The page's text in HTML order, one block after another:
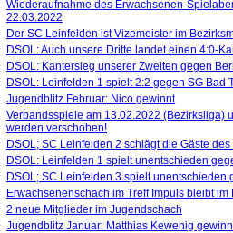
Wiederaufnahme des Erwachsenen-
22.03.2022
Der SC Leinfelden ist Vizemeister im
DSOL: Auch unsere Dritte landet einen 4:0-
DSOL: Kantersieg unserer Zweiten gegen
DSOL: Leinfelden 1 spielt 2:2 gegen SG Bad
Jugendblitz Februar: Nico gewinnt
Verbandsspiele am 13.02.2022 (Bezirksliga)
werden verschoben!
DSOL; SC Leinfelden 2 schlägt die Gäste
DSOL: Leinfelden 1 spielt unentschieden
DSOL; SC Leinfelden 3 spielt unentschieden
Erwachsenenschach im Treff Impuls bleibt
2 neue Mitglieder im Jugendschach
Jugendblitz Januar: Matthias Kewenig